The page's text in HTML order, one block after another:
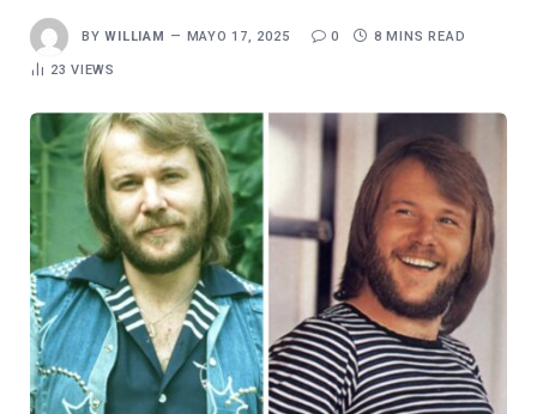
BY WILLIAM MAYO 17, 2025 0 8 MINS READ
23VIEWS